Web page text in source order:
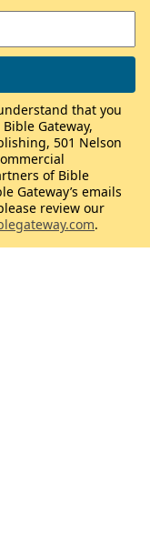
that you
Gateway,
501 Nelson
of Bible
Gateway’s emails
review our
.